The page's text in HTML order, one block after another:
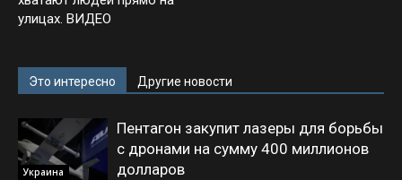
улицах. ВИДЕО
Это интересно Другие новости
Украина
Пентагон закупит лазеры для борьбы
с дронами на сумму 400 миллионов
долларов